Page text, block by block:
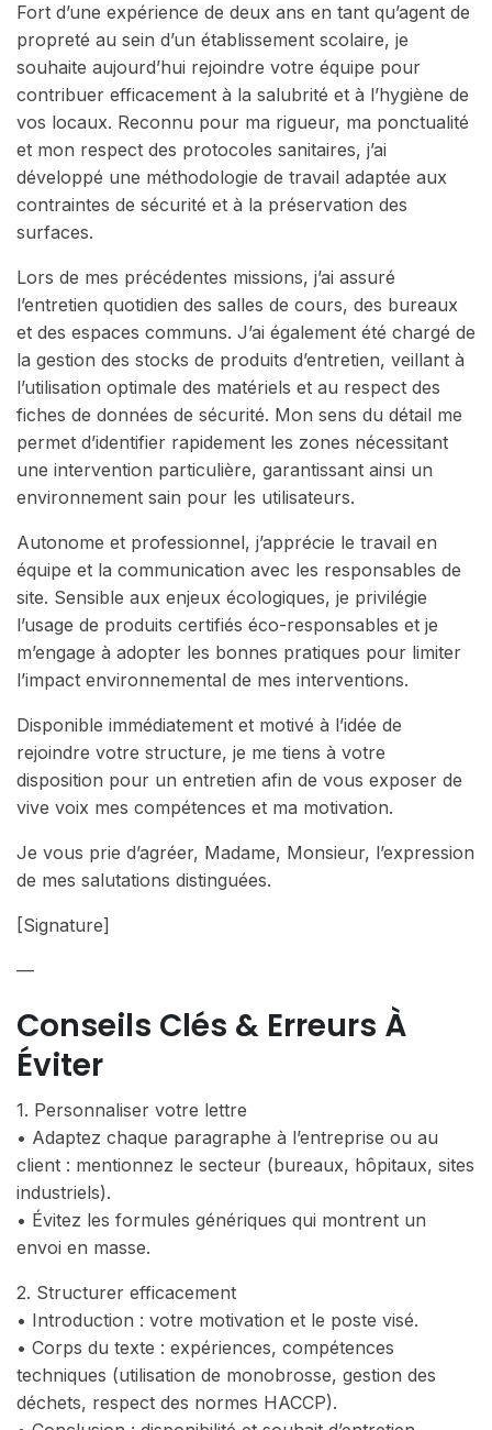
Fort d’une expérience de deux ans en tant qu’agent de
propreté au sein d’un établissement scolaire, je
souhaite aujourd’hui rejoindre votre équipe pour
contribuer efficacement à la salubrité et à l’hygiène de
vos locaux. Reconnu pour ma rigueur, ma ponctualité
et mon respect des protocoles sanitaires, j’ai
développé une méthodologie de travail adaptée aux
contraintes de sécurité et à la préservation des
surfaces.
Lors de mes précédentes missions, j’ai assuré
l’entretien quotidien des salles de cours, des bureaux
et des espaces communs. J’ai également été chargé de
la gestion des stocks de produits d’entretien, veillant à
l’utilisation optimale des matériels et au respect des
fiches de données de sécurité. Mon sens du détail me
permet d’identifier rapidement les zones nécessitant
une intervention particulière, garantissant ainsi un
environnement sain pour les utilisateurs.
Autonome et professionnel, j’apprécie le travail en
équipe et la communication avec les responsables de
site. Sensible aux enjeux écologiques, je privilégie
l’usage de produits certifiés éco-responsables et je
m’engage à adopter les bonnes pratiques pour limiter
l’impact environnemental de mes interventions.
Disponible immédiatement et motivé à l’idée de
rejoindre votre structure, je me tiens à votre
disposition pour un entretien afin de vous exposer de
vive voix mes compétences et ma motivation.
Je vous prie d’agréer, Madame, Monsieur, l’expression
de mes salutations distinguées.
[Signature]
—
Conseils Clés & Erreurs À
Éviter
1. Personnaliser votre lettre
• Adaptez chaque paragraphe à l’entreprise ou au
client : mentionnez le secteur (bureaux, hôpitaux, sites
industriels).
• Évitez les formules génériques qui montrent un
envoi en masse.
2. Structurer efficacement
• Introduction : votre motivation et le poste visé.
• Corps du texte : expériences, compétences
techniques (utilisation de monobrosse, gestion des
déchets, respect des normes HACCP).